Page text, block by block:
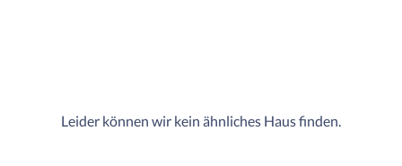
Leider können wir kein ähnliches Haus finden.